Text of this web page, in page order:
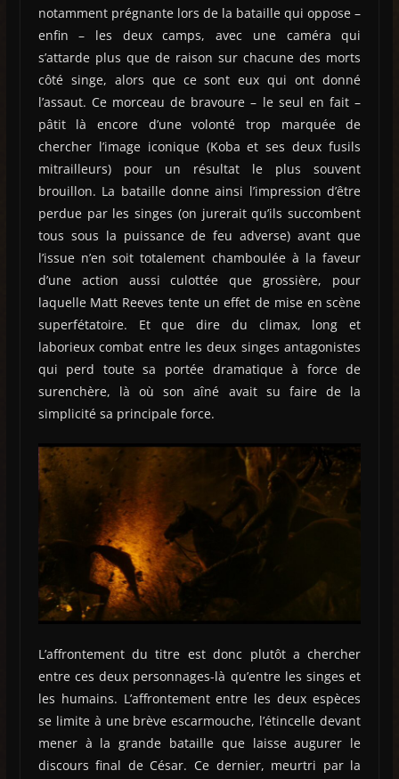
notamment prégnante lors de la bataille qui oppose –
enfin – les deux camps, avec une caméra qui
s’attarde plus que de raison sur chacune des morts
côté singe, alors que ce sont eux qui ont donné
l’assaut. Ce morceau de bravoure – le seul en fait –
pâtit là encore d’une volonté trop marquée de
chercher l’image iconique (Koba et ses deux fusils
mitrailleurs) pour un résultat le plus souvent
brouillon. La bataille donne ainsi l’impression d’être
perdue par les singes (on jurerait qu’ils succombent
tous sous la puissance de feu adverse) avant que
l’issue n’en soit totalement chamboulée à la faveur
d’une action aussi culottée que grossière, pour
laquelle Matt Reeves tente un effet de mise en scène
superfétatoire. Et que dire du climax, long et
laborieux combat entre les deux singes antagonistes
qui perd toute sa portée dramatique à force de
surenchère, là où son aîné avait su faire de la
simplicité sa principale force.
L’affrontement du titre est donc plutôt a chercher
entre ces deux personnages-là qu’entre les singes et
les humains. L’affrontement entre les deux espèces
se limite à une brève escarmouche, l’étincelle devant
mener à la grande bataille que laisse augurer le
discours final de César. Ce dernier, meurtri par la